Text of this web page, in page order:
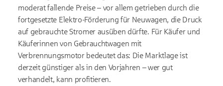
moderat fallende Preise – vor allem getrieben durch die
fortgesetzte Elektro-Förderung für Neuwagen, die Druck
auf gebrauchte Stromer ausüben dürfte. Für Käufer und
Käuferinnen von Gebrauchtwagen mit
Verbrennungsmotor bedeutet das: Die Marktlage ist
derzeit günstiger als in den Vorjahren – wer gut
verhandelt, kann profitieren.